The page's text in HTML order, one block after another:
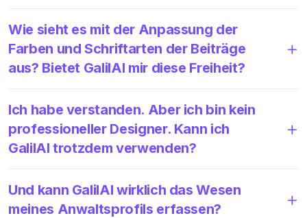
Wie sieht es mit der Anpassung der
Farben und Schriftarten der Beiträge
aus? Bietet GalilAI mir diese Freiheit?
Ich habe verstanden. Aber ich bin kein
professioneller Designer. Kann ich
GalilAI trotzdem verwenden?
Und kann GalilAI wirklich das Wesen
meines Anwaltsprofils erfassen?